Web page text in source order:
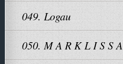
049. Logau
050. M A R K L I S S A